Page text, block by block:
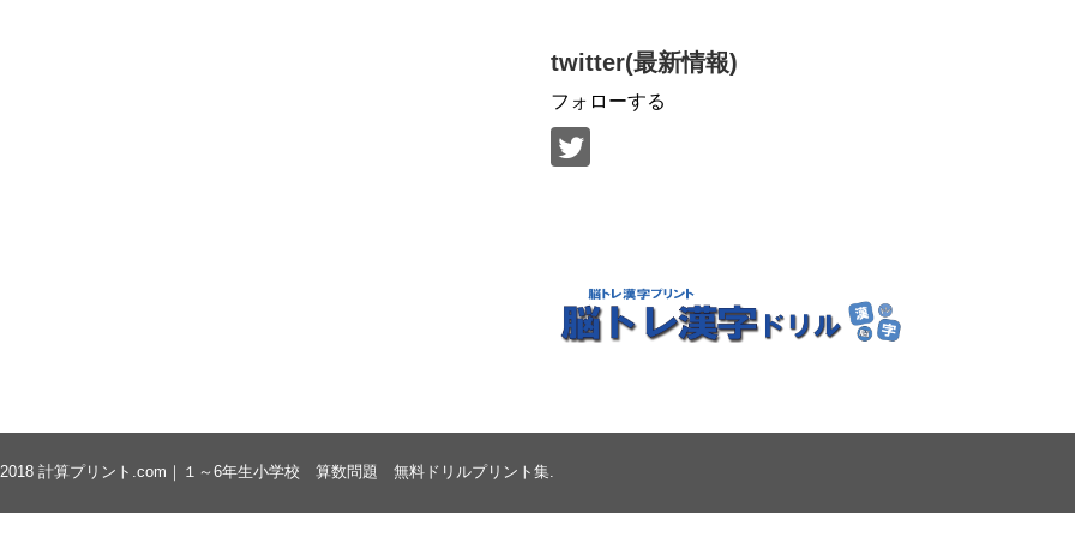
twitter(最新情報)
フォローする
計算プリント.com｜１～6年生小学校 算数問題 無料ドリルプリント集